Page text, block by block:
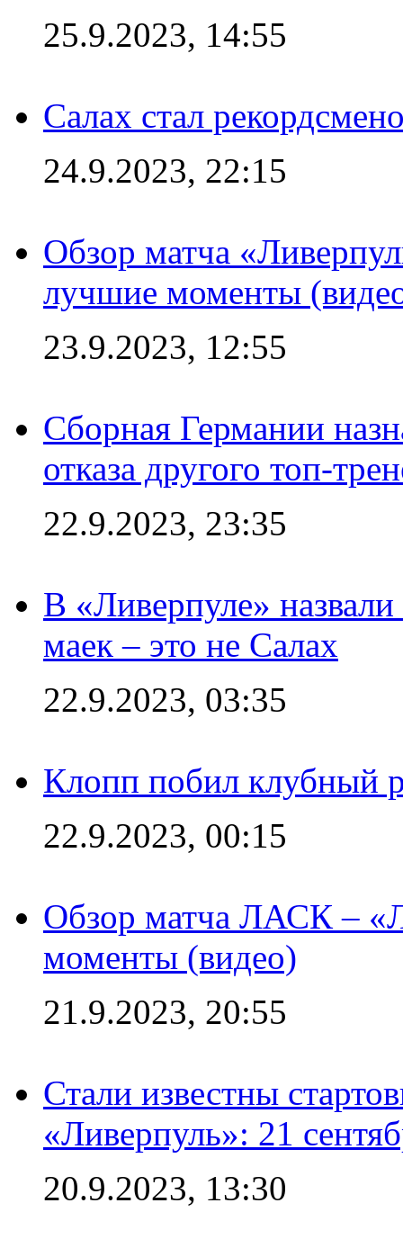
25.9.2023, 14:55
Салах стал
24.9.2023, 22:15
Обзор матча
лучшие моменты
23.9.2023, 12:55
Сборная Германии
отказа другого топ-
22.9.2023, 23:35
В «Ливерпуле»
маек – это не Салах
22.9.2023, 03:35
Клопп побил клубный
22.9.2023, 00:15
Обзор матча ЛАСК –
моменты (видео)
21.9.2023, 20:55
Стали известны
«Ливерпуль»: 21
20.9.2023, 13:30